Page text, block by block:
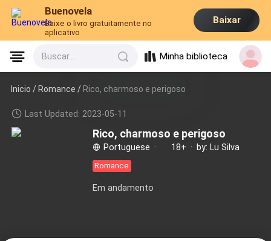
Buenovela
Baixe o livro gratuitamente no
aplicativo
Baixar
Buscar... Minha biblioteca
Inicio /Romance / Rico, charmoso e perigoso
Last Updated: 2023-05-11
Rico, charmoso e perigoso
Portuguese · 18+ · by: Lu Silva
Romance
Em andamento